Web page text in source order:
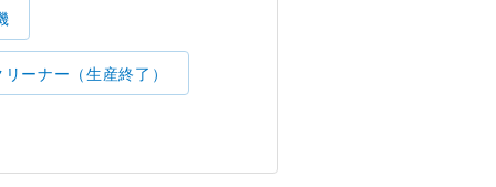
リーナー（生産終了）